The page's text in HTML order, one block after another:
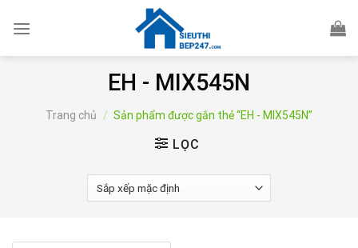
EH - MIX545N
Trang chủ / Sản phẩm được gắn thẻ “EH - MIX545N”
LỌC